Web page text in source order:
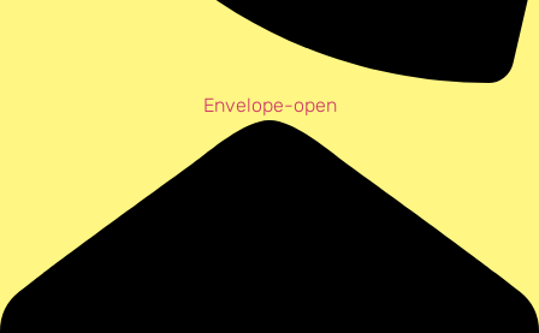
Envelope-open